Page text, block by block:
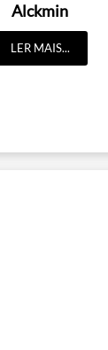
Alckmin
LER MAIS...